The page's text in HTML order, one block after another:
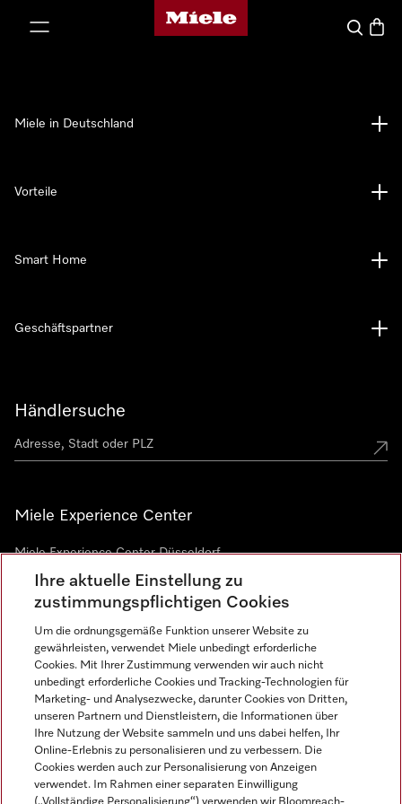
Miele-Homepage
Suche
Händlersuche
Miele Experience Center
Miele Experience Center Düsseldorf
Miele Experience Center Gütersloh
Newsletter
Miele in Deutschland
Vorteile
Smart Home
Geschäftspartner
Ihre aktuelle Einstellung zu
zustimmungspflichtigen Cookies
Um die ordnungsgemäße Funktion unserer Website zu
gewährleisten, verwendet Miele unbedingt erforderliche
Cookies. Mit Ihrer Zustimmung verwenden wir auch nicht
unbedingt erforderliche Cookies und Tracking-Technologien für
Marketing- und Analysezwecke, darunter Cookies von Dritten,
unseren Partnern und Dienstleistern, die Informationen über
Ihre Nutzung der Website sammeln und uns dabei helfen, Ihr
Online-Erlebnis zu personalisieren und zu verbessern. Die
Cookies werden auch zur Personalisierung von Anzeigen
verwendet. Im Rahmen einer separaten Einwilligung